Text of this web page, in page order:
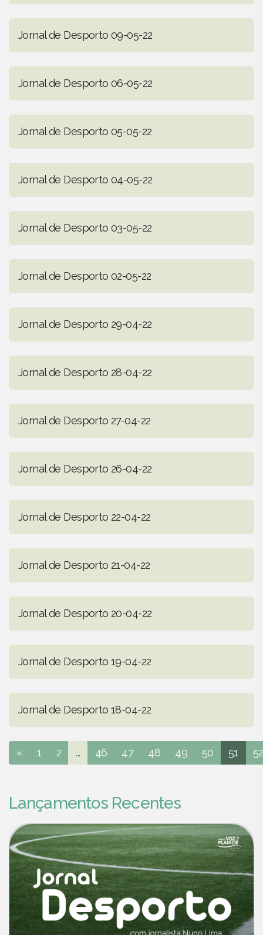
Jornal de Desporto 09-05-22
Jornal de Desporto 06-05-22
Jornal de Desporto 05-05-22
Jornal de Desporto 04-05-22
Jornal de Desporto 03-05-22
Jornal de Desporto 02-05-22
Jornal de Desporto 29-04-22
Jornal de Desporto 28-04-22
Jornal de Desporto 27-04-22
Jornal de Desporto 26-04-22
Jornal de Desporto 22-04-22
Jornal de Desporto 21-04-22
Jornal de Desporto 20-04-22
Jornal de Desporto 19-04-22
Jornal de Desporto 18-04-22
« 1 2 ... 46 47 48 49 50 51 52
Lançamentos Recentes